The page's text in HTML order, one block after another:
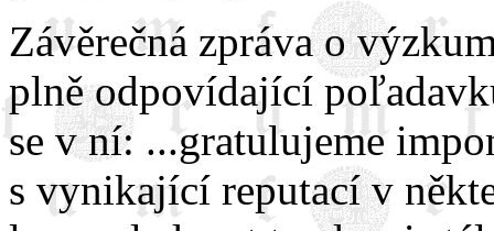
Závěrečná zpráva o
plně odpovídající
se v ní: ...gratulujeme
s vynikající reputací v